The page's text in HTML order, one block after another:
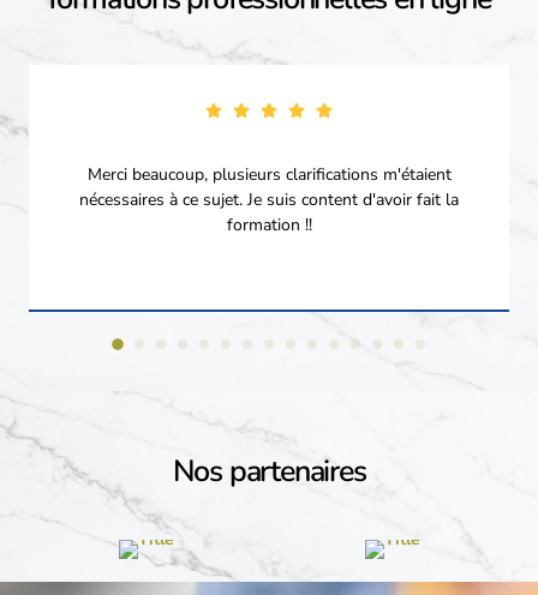
Merci beaucoup, plusieurs clarifications m'étaient
nécessaires à ce sujet. Je suis content d'avoir fait la
formation !!
Nos partenaires